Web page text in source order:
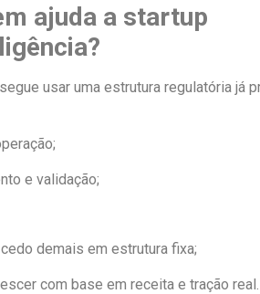
ajuda a startup
usar uma estrutura regulatória já
e validação;
demais em estrutura fixa;
com base em receita e tração real.